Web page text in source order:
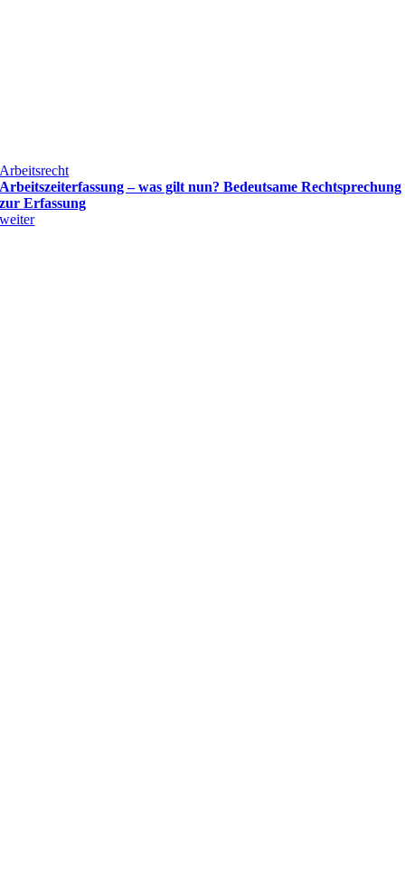
Arbeitsrecht
Arbeitszeiterfassung – was gilt nun? Bedeutsame Rechtsprechung
zur Erfassung
weiter